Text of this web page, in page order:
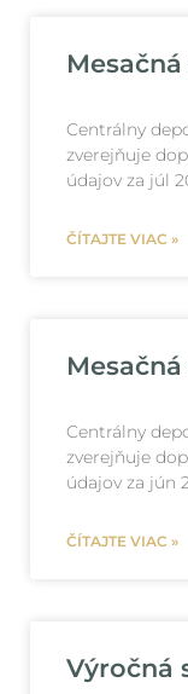
Centrálny
zverejňuje
údajov za júl
ČÍTAJTE VIAC »
Centrálny
zverejňuje
údajov za jún
ČÍTAJTE VIAC »
Výročná